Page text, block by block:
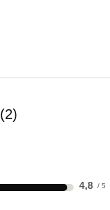
2
4,8